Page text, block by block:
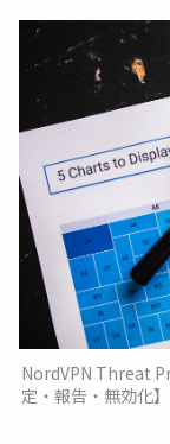
NordVPN Threat
定・報告・無効化